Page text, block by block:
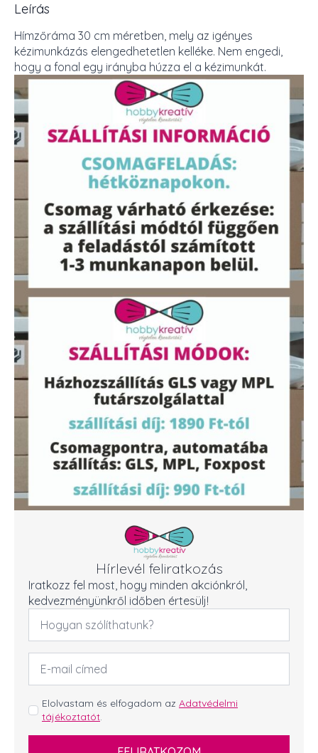
Leírás
Hímzőráma 30 cm méretben, mely az igényes
kézimunkázás elengedhetetlen kelléke. Nem engedi,
hogy a fonal egy irányba húzza el a kézimunkát.
Hírlevél feliratkozás
Iratkozz fel most, hogy minden akciónkról,
kedvezményünkről időben értesülj!
Név
Email
cím
GDPR
*
Elolvastam és elfogadom az Adatvédelmi
tájékoztatót